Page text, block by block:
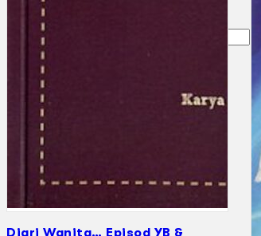
Diari Wanita… Episod YB &